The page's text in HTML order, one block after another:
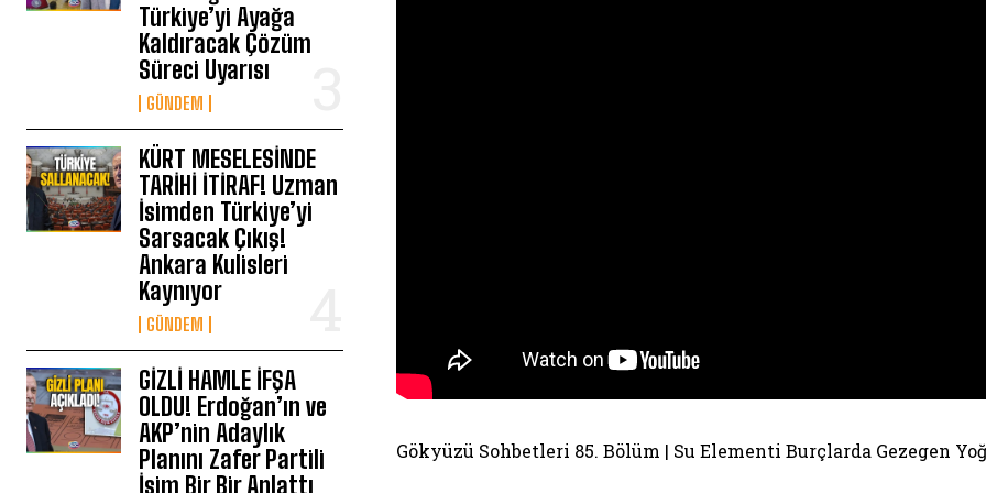
Türkiye’yi Ayağa
Kaldıracak Çözüm
Süreci Uyarısı
GÜNDEM
KÜRT MESELESİNDE
TARİHİ İTİRAF! Uzman
İsimden Türkiye’yi
Sarsacak Çıkış!
Ankara Kulisleri
Kaynıyor
GÜNDEM
GİZLİ HAMLE İFŞA
OLDU! Erdoğan’ın ve
AKP’nin Adaylık
Planını Zafer Partili
İsim Bir Bir Anlattı
Gökyüzü Sohbetleri 85. Bölüm | Su Elementi Burçlarda Gezegen